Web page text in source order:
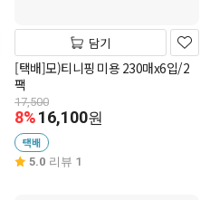
담기
[택배]모)티니핑 미용 230매x6입/2
팩
17,500
8%16,100원
택배
5.0 리뷰 1